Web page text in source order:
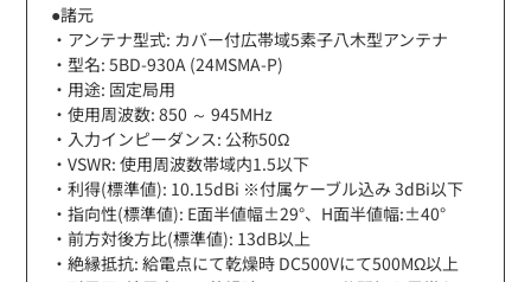
●諸元
・アンテナ型式: カバー付広帯域5素子八木型アンテナ
・型名: 5BD-930A (24MSMA-P)
・用途: 固定局用
・使用周波数: 850 ～ 945MHz
・入力インピーダンス: 公称50Ω
・VSWR: 使用周波数帯域内1.5以下
・利得(標準値): 10.15dBi ※付属ケーブル込み 3dBi以下
・指向性(標準値): E面半値幅±29°、H面半値幅:±40°
・前方対後方比(標準値): 13dB以上
・絶縁抵抗: 給電点にて乾燥時 DC500Vにて500MΩ以上